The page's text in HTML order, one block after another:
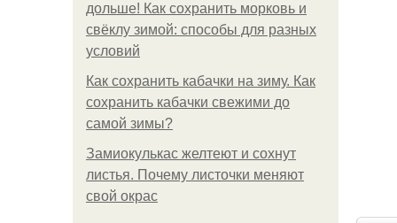
дольше! Как сохранить морковь и
свёклу зимой: способы для разных
условий
Как сохранить кабачки на зиму. Как
сохранить кабачки свежими до
самой зимы?
Замиокулькас желтеют и сохнут
листья. Почему листочки меняют
свой окрас